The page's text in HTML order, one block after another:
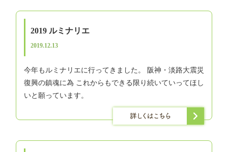
2019 ルミナリエ
2019.12.13
今年もルミナリエに行ってきました。 阪神・淡路大震災
復興の鎮魂に為 これからもできる限り続いていってほし
いと願っています。